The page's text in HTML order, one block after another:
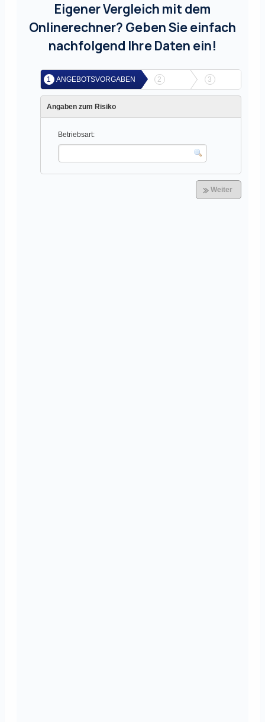
Eigener Vergleich mit dem
Onlinerechner? Geben Sie einfach
nachfolgend Ihre Daten ein!